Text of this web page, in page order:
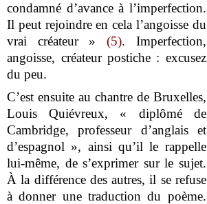
condamné d’avance à l’imperfection.
Il peut rejoindre en cela l’angoisse du
vrai créateur »(5). Imperfection,
angoisse, créateur postiche : excusez
du peu.
C’est ensuite au chantre de Bruxelles,
Louis Quiévreux, « diplômé de
Cambridge, professeur d’anglais et
d’espagnol », ainsi qu’il le rappelle
lui-même, de s’exprimer sur le sujet.
À la différence des autres, il se refuse
à donner une traduction du poème.